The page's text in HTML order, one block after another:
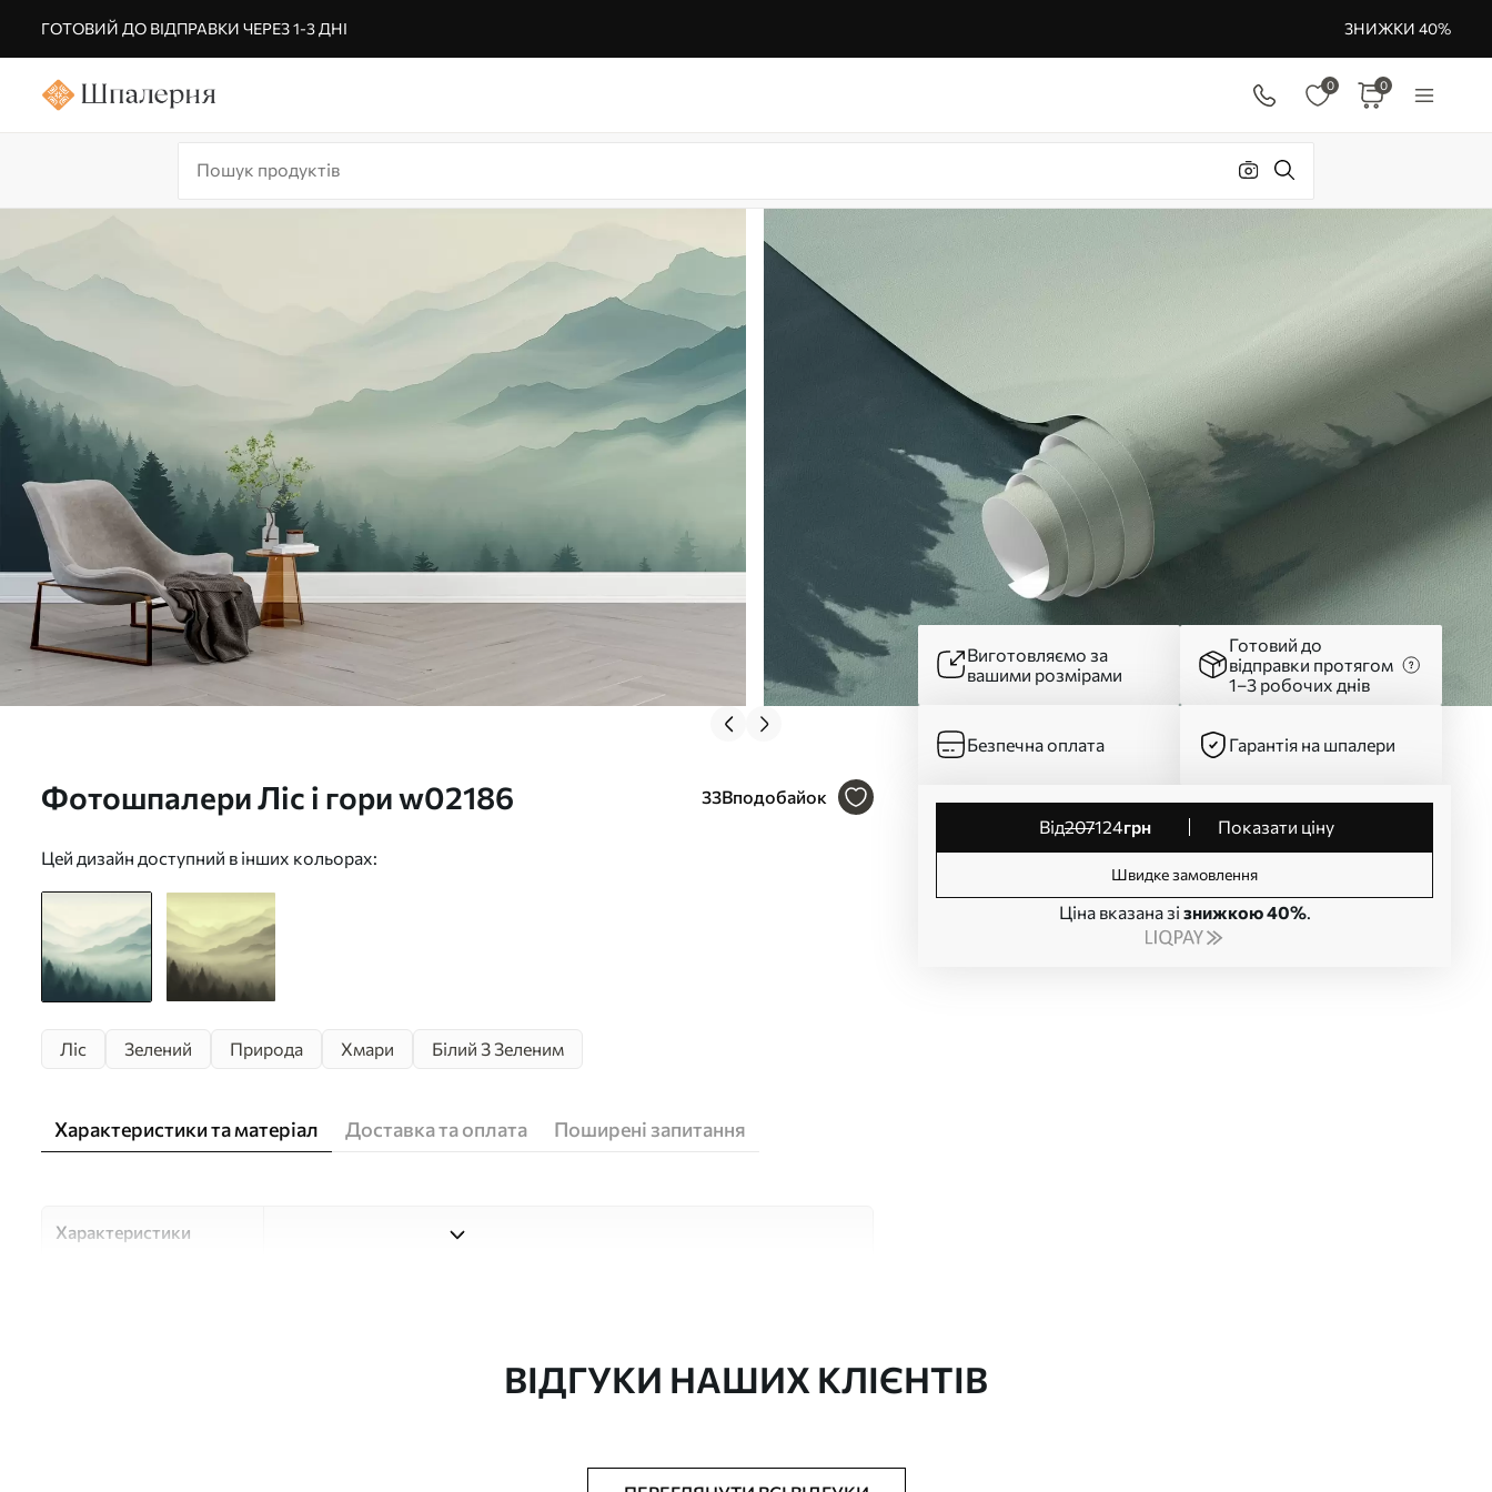
ГОТОВИЙ ДО ВІДПРАВКИ ЧЕРЕЗ 1-3 ДНІ ЗНИЖКИ 40%
0 0
Фотошпалери Ліс і гори w02186 33Вподобайок
Цей дизайн доступний в інших кольорах:
Виготовляємо за
вашими розмірами
Готовий до
відправки протягом
1–3 робочих днів
Безпечна оплата Гарантія на шпалери
від207124грн Показати ціну
Швидке замовлення
Ціна вказана зі знижкою 40%.
Ліс Зелений Природа Хмари Білий З Зеленим
Характеристики та матеріал Доставка та оплата Поширені запитання
Характеристики
ВІДГУКИ НАШИХ КЛІЄНТІВ